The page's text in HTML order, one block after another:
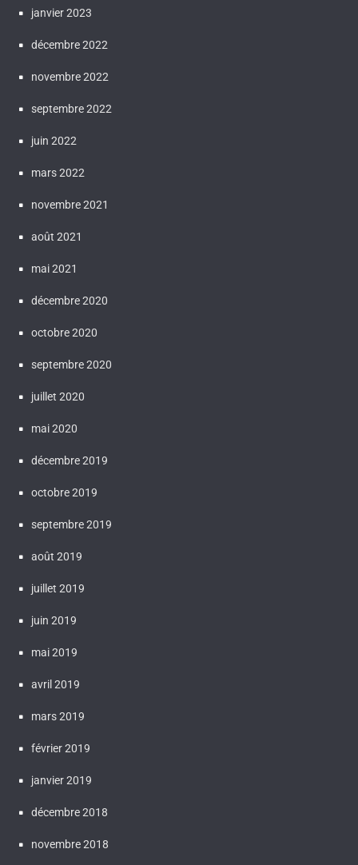
janvier 2023
décembre 2022
novembre 2022
septembre 2022
juin 2022
mars 2022
novembre 2021
août 2021
mai 2021
décembre 2020
octobre 2020
septembre 2020
juillet 2020
mai 2020
décembre 2019
octobre 2019
septembre 2019
août 2019
juillet 2019
juin 2019
mai 2019
avril 2019
mars 2019
février 2019
janvier 2019
décembre 2018
novembre 2018